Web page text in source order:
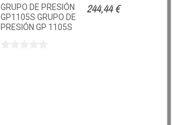
GRUPO DE PRESIÓN
GP1105S GRUPO DE
PRESIÓN GP 1105S
244,44 €